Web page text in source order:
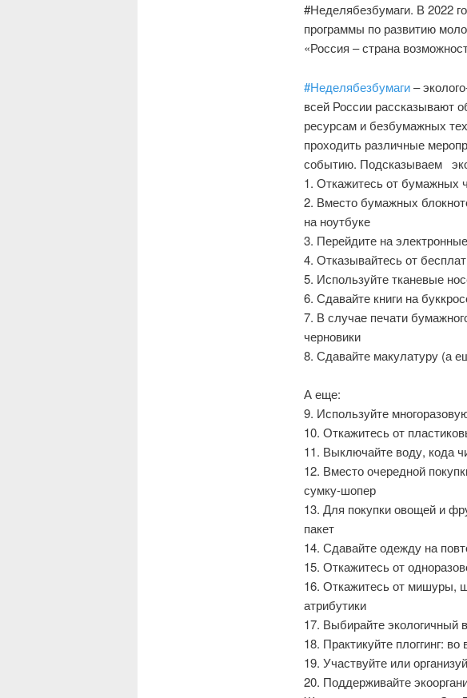
#Неделябезбумаги. В 2022
программы по развитию
«Россия – страна
#Неделябезбумаги–
всей России рассказывают
ресурсам и безбумажных
проходить различные
событию. Подсказываем
1. Откажитесь от бумажных
2. Вместо бумажных
на ноутбуке
3. Перейдите на
4. Отказывайтесь от
5. Используйте тканевые
6. Сдавайте книги на
7. В случае печати
черновики
8. Сдавайте макулатуру (а
А еще:
9. Используйте
10. Откажитесь от
11. Выключайте воду, кода
12. Вместо очередной
сумку-шопер
13. Для покупки овощей и
пакет
14. Сдавайте одежду на
15. Откажитесь от
16. Откажитесь от мишуры,
атрибутики
17. Выбирайте экологичный
18. Практикуйте плоггинг:
19. Участвуйте или
20. Поддерживайте